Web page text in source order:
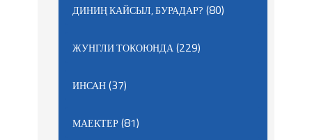
ДИНИҢ КАЙСЫЛ, БУРАДАР? (80)
ЖУНГЛИ ТОКОЮНДА(229)
ИНСАН(37)
МАЕКТЕР(81)